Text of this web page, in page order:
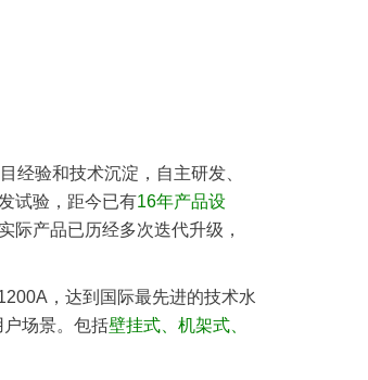
经验和技术沉淀， 自主研发、
试验 ，距今已有16年产品设
际产品已历经多次迭代升级，
，达到国际最先进的技术水
场景。包括壁挂式、机架式、